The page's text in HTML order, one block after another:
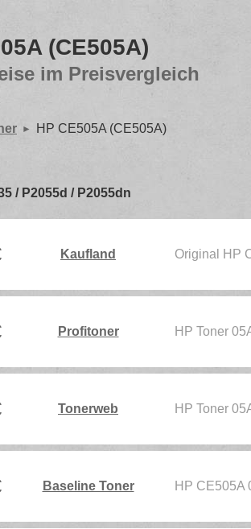
(CE505A)
im Preisvergleich
HP CE505A (CE505A)
/ P2055d / P2055dn
Kaufland Original HP
Profitoner HP Toner
Tonerweb HP Toner
Baseline Toner HP CE505A